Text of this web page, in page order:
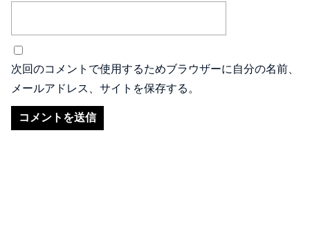
次回のコメントで使用するためブラウザーに自分の名前、
メールアドレス、サイトを保存する。